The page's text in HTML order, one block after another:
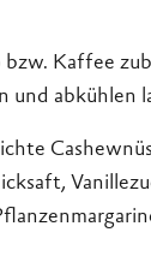
bzw. Kaffee
und abkühlen